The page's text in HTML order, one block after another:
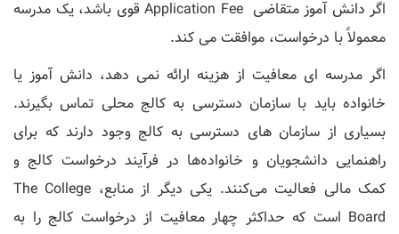
اگر دانش آموز متقاضی Application Fee قوی باشد، یک مدرسه
معمولاً با درخواست، موافقت می کند.
اگر مدرسه ای معافیت از هزینه ارائه نمی دهد، دانش آموز یا
خانواده باید با سازمان دسترسی به کالج محلی تماس بگیرند.
بسیاری از سازمان ‌های دسترسی به کالج وجود دارند که برای
راهنمایی دانشجویان و خانواده‌ها در فرآیند درخواست کالج و
کمک مالی فعالیت می‌کنند. یکی دیگر از منابع، The College
Board است که حداکثر چهار معافیت از درخواست کالج را به